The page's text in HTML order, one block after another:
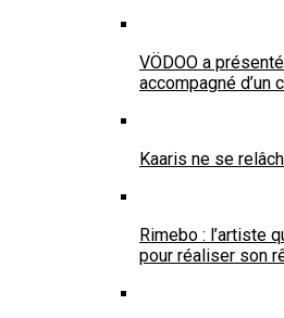
VÖDOO a
accompagné d’un
Kaaris ne se
Rimebo : l’artiste
pour réaliser son